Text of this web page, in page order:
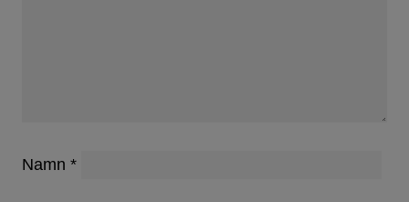
Namn *